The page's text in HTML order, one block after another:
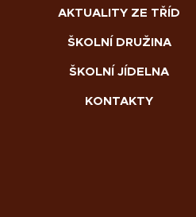
AKTUALITY ZE TŘÍD
ŠKOLNÍ DRUŽINA
ŠKOLNÍ JÍDELNA
KONTAKTY